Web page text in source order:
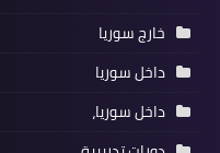
خارج سوريا
داخل سوريا
داخل سوريا،